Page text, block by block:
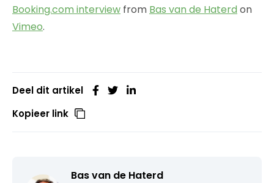
Booking.com interview from Bas van de Haterd on
Vimeo.
Deel dit artikel
Kopieer link
Bas van de Haterd